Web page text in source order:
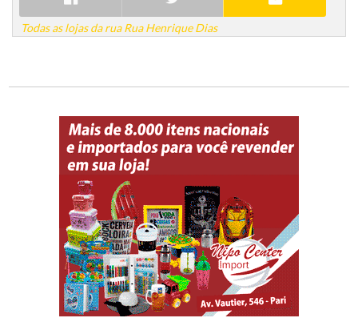
Todas as lojas da rua Rua Henrique Dias